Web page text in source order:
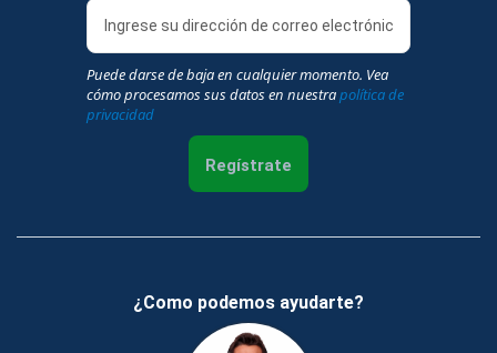
Puede darse de baja en cualquier momento. Vea
cómo procesamos sus datos en nuestrapolítica de
privacidad
Regístrate
¿Como podemos ayudarte?